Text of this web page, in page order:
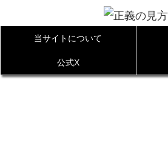
当サイトについて
公式X